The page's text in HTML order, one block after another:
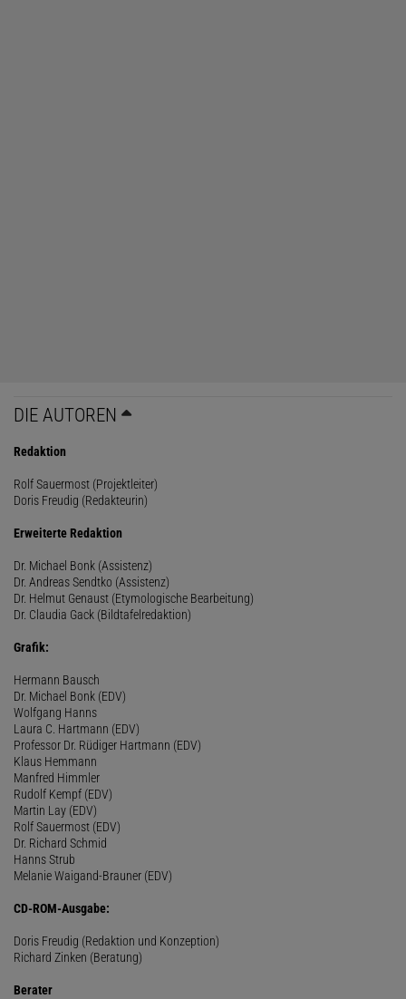
DIE AUTOREN
Redaktion
Rolf Sauermost (Projektleiter)
Doris Freudig (Redakteurin)
Erweiterte Redaktion
Dr. Michael Bonk (Assistenz)
Dr. Andreas Sendtko (Assistenz)
Dr. Helmut Genaust (Etymologische Bearbeitung)
Dr. Claudia Gack (Bildtafelredaktion)
Grafik:
Hermann Bausch
Dr. Michael Bonk (EDV)
Wolfgang Hanns
Laura C. Hartmann (EDV)
Professor Dr. Rüdiger Hartmann (EDV)
Klaus Hemmann
Manfred Himmler
Rudolf Kempf (EDV)
Martin Lay (EDV)
Rolf Sauermost (EDV)
Dr. Richard Schmid
Hanns Strub
Melanie Waigand-Brauner (EDV)
CD-ROM-Ausgabe:
Doris Freudig (Redaktion und Konzeption)
Richard Zinken (Beratung)
Berater